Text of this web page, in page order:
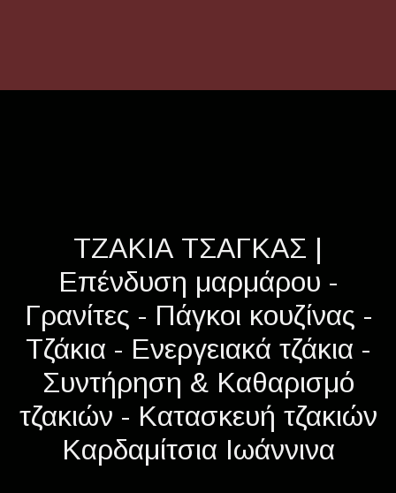
ΤΖΑΚΙΑ ΤΣΑΓΚΑΣ |
Επένδυση μαρμάρου -
Γρανίτες - Πάγκοι κουζίνας -
Τζάκια - Ενεργειακά τζάκια -
Συντήρηση & Καθαρισμό
τζακιών - Κατασκευή τζακιών
Καρδαμίτσια Ιωάννινα